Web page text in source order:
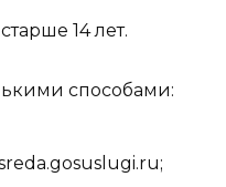
14 лет.
способами: